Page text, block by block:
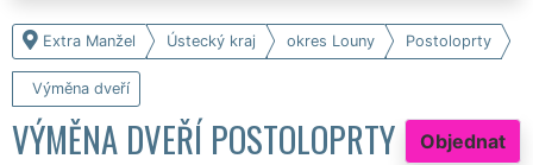
Extra Manžel Ústecký kraj okres Louny Postoloprty
Výměna dveří
Objednat
VÝMĚNA DVEŘÍ POSTOLOPRTY